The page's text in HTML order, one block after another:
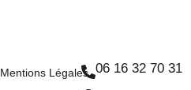
Mentions Légales 06 16 32 70 31